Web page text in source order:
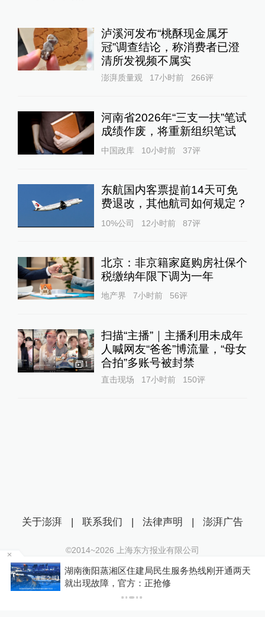
泸溪河发布“桃酥现金属牙
冠”调查结论，称消费者已澄
清所发视频不属实
澎湃质量观 17小时前 266评
河南省2026年“三支一扶”笔试
成绩作废，将重新组织笔试
中国政库 10小时前 37评
东航国内客票提前14天可免
费退改，其他航司如何规定？
10%公司 12小时前 87评
北京：非京籍家庭购房社保个
税缴纳年限下调为一年
地产界 7小时前 56评
1
扫描“主播”｜主播利用未成年
人喊网友“爸爸”博流量，“母女
合拍”多账号被封禁
直击现场 17小时前 150评
湖南衡阳蒸湘区住建局民生服务热线刚开通两天
就出现故障，官方：正抢修
关于澎湃 | 联系我们 | 法律声明 | 澎湃广告
©2014~2026 上海东方报业有限公司
沪ICP证：沪B2-20170116 | 沪ICP备14003370号
互联网新闻信息服务许可证：31120170006
沪公网安备 31010602000299号